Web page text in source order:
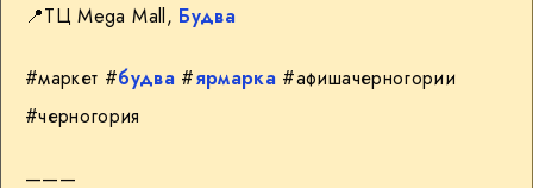
📍ТЦ Mega Mall, Будва
#маркет #будва#ярмарка #афишачерногории
#черногория
———